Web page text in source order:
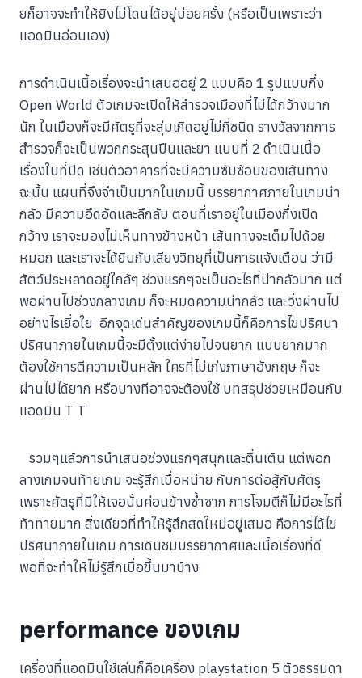
ยก็อาจจะทำให้ยิงไม่โดนได้อยู่บ่อยครั้ง (หรือเป็นเพราะว่า
แอดมินอ่อนเอง)
การดำเนินเนื้อเรื่องจะนำเสนออยู่ 2 แบบคือ 1 รูปแบบกึ่ง
Open World ตัวเกมจะเปิดให้สำรวจเมืองที่ไม่ได้กว้างมาก
นัก ในเมืองก็จะมีศัตรูที่จะสุ่มเกิดอยู่ไม่กี่ชนิด รางวัลจากการ
สำรวจก็จะเป็นพวกกระสุนปืนและยา แบบที่ 2 ดำเนินเนื้อ
เรื่องในที่ปิด เช่นตัวอาคารที่จะมีความซับซ้อนของเส้นทาง
ฉะนั้น แผนที่จึงจำเป็นมากในเกมนี้ บรรยากาศภายในเกมน่า
กลัว มีความอึดอัดและลึกลับ ตอนที่เราอยู่ในเมืองกึ่งเปิด
กว้าง เราจะมองไม่เห็นทางข้างหน้า เส้นทางจะเต็มไปด้วย
หมอก และเราจะได้ยินกับเสียงวิทยุที่เป็นการแจ้งเตือน ว่ามี
สัตว์ประหลาดอยู่ใกล้ๆ ช่วงแรกๆจะเป็นอะไรที่น่ากลัวมาก แต่
พอผ่านไปช่วงกลางเกม ก็จะหมดความน่ากลัว และวิ่งผ่านไป
อย่างไรเยื่อใย อีกจุดเด่นสำคัญของเกมนี้ก็คือการไขปริศนา
ปริศนาภายในเกมนี้จะมีตั้งแต่ง่ายไปจนยาก แบบยากมาก
ต้องใช้การตีความเป็นหลัก ใครที่ไม่เก่งภาษาอังกฤษ ก็จะ
ผ่านไปได้ยาก หรือบางทีอาจจะต้องใช้ บทสรุปช่วยเหมือนกับ
แอดมิน T T
รวมๆแล้วการนำเสนอช่วงแรกๆสนุกและตื่นเต้น แต่พอก
ลางเกมจนท้ายเกม จะรู้สึกเบื่อหน่าย กับการต่อสู้กับศัตรู
เพราะศัตรูที่มีให้เจอนั้นค่อนข้างซ้ำซาก การโจมตีก็ไม่มีอะไรที่
ท้าทายมาก สิ่งเดียวที่ทำให้รู้สึกสดใหม่อยู่เสมอ คือการได้ไข
ปริศนาภายในเกม การเดินชมบรรยากาศและเนื้อเรื่องที่ดี
พอที่จะทำให้ไม่รู้สึกเบื่อขึ้นมาบ้าง
performance ของเกม
เครื่องที่แอดมินใช้เล่นก็คือเครื่อง playstation 5 ตัวธรรมดา